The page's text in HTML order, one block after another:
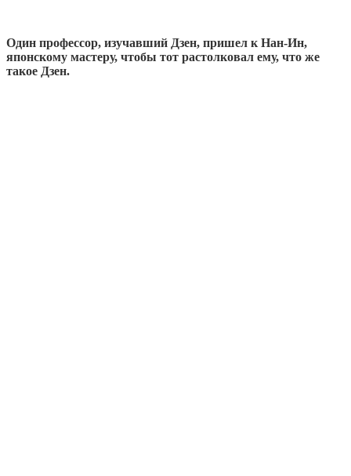
Один профессор, изучавший Дзен, пришел к Нан-Ин,
японскому мастеру, чтобы тот растолковал ему, что же
такое Дзен.